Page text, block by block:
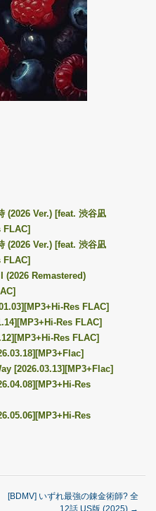
(2026 Ver.) [feat. 渋谷凪
FLAC]
(2026 Ver.) [feat. 渋谷凪
FLAC]
(2026 Remastered)
Res FLAC]
Res FLAC]
Res FLAC]
[2026.03.13][MP3+Flac]
Res
Res
[BDMV] いずれ最強の錬金術師? 全
12話 US版 (2025) →